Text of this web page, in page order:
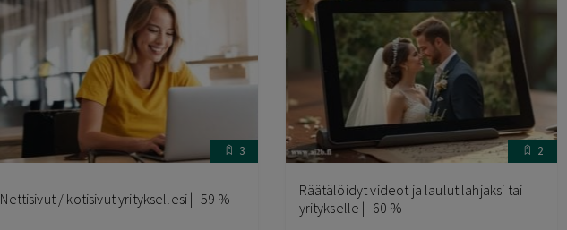
3
Nettisivut / kotisivut yrityksellesi | -59 %
2
Räätälöidyt videot ja laulut lahjaksi tai
yritykselle | -60 %